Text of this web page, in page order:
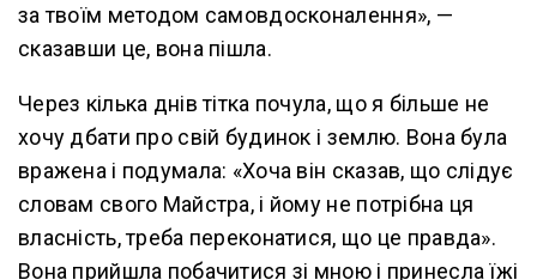
за твоїм методом самовдосконалення», —
сказавши це, вона пішла.
Через кілька днів тітка почула, що я більше не
хочу дбати про свій будинок і землю. Вона була
вражена і подумала: «Хоча він сказав, що слідує
словам свого Майстра, і йому не потрібна ця
власність, треба переконатися, що це правда».
Вона прийшла побачитися зі мною і принесла їжі